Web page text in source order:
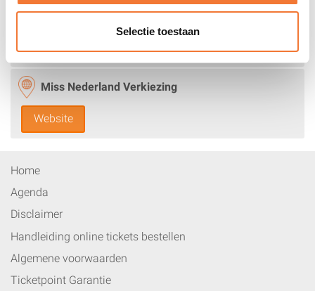
Selectie toestaan
Hotels
Miss Nederland Verkiezing
Website
Home
Agenda
Disclaimer
Handleiding online tickets bestellen
Algemene voorwaarden
Ticketpoint Garantie